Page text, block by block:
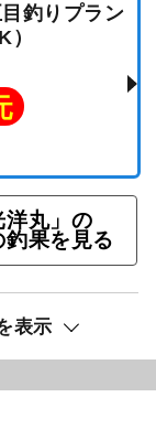
釣りプラン
洋丸」の
釣果を見る
表示